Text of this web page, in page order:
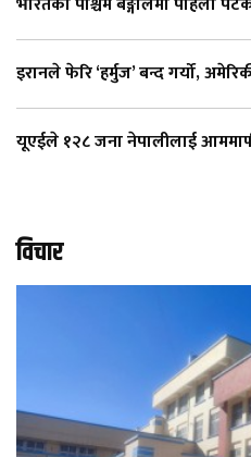
इरानले फेरि ‘हर्मुज’ बन्द गर्यो,
यूएईले १२८ जना नेपालीलाई
विचार